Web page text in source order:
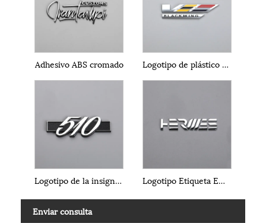
Adhesivo ABS cromado Logotipo de plástico 3D
Logotipo de la insignia del ABS Logotipo Etiqueta Emblema
Enviar consulta